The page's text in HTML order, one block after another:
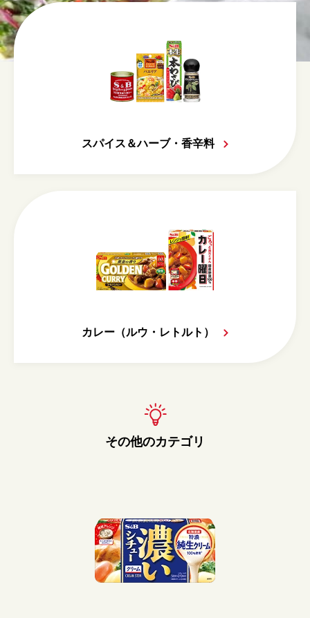
スパイス＆ハーブ・香辛料
カレー（ルウ・レトルト）
その他のカテゴリ